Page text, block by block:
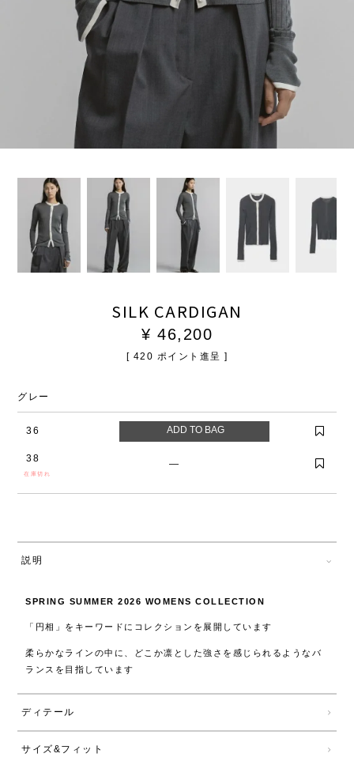
SILK CARDIGAN
¥ 46,200
[ 420 ポイント進呈 ]
グレー
36
38
在庫切れ
—
説明
SPRING SUMMER 2026 WOMENS COLLECTION
「円相」をキーワードにコレクションを展開しています
柔らかなラインの中に、どこか凛とした強さを感じられるようなバ
ランスを目指しています
ディテール
サイズ&フィット